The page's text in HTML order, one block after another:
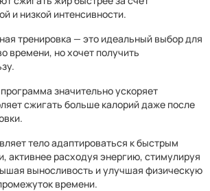
и низкой интенсивности.
тренировка — это идеальный выбор для
времени, но хочет получить
значительно ускоряет
сжигать больше калорий даже после
тело адаптироваться к быстрым
активнее расходуя энергию, стимулируя
выносливость и улучшая физическую
времени.